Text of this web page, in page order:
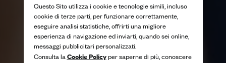
Questo Sito utilizza i cookie e tecnologie simili, incluso
cookie di terze parti, per funzionare correttamente,
eseguire analisi statistiche, offrirti una migliore
esperienza di navigazione ed inviarti, quando sei online,
messaggi pubblicitari personalizzati.
Consulta laCookie Policyper saperne di più, conoscere